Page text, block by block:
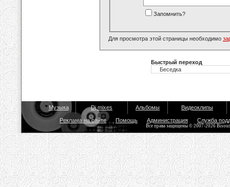
Запомнить?
Для просмотра этой страницы необходимо
Быстрый переход
Музыка Dj mixes Альбомы Видеоклипы
Реклама на сайте Помощь Администрация Служба
Все права защищены © 2007-2026